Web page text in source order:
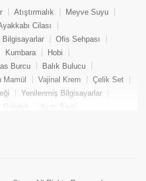
Atıştırmalık
Meyve Suyu
Cilası
Bilgisayarlar
Ofis Sehpası
Kumbara
Hobi
Burcu
Balık Bulucu
Mamül Vajinal Krem
Çelik Set
Yenilenmiş Bilgisayarlar
Kum Saati